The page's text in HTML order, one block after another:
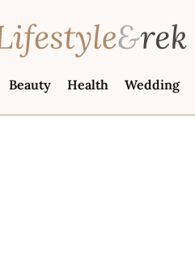
Beauty Health Wedding